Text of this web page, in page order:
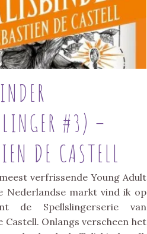
#3) –
DE CASTELL
verfrissende Young Adult
Nederlandse markt vind ik op
de Spellslingerserie van
Castell. Onlangs verscheen het